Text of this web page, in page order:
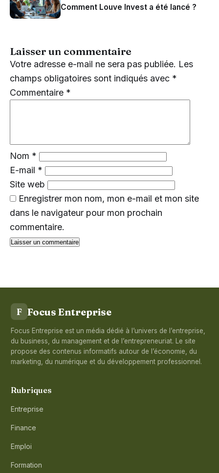
Comment Louve Invest a été lancé ?
Laisser un commentaire
Votre adresse e-mail ne sera pas publiée. Les
champs obligatoires sont indiqués avec *
Commentaire *
Nom *
E-mail *
Site web
Enregistrer mon nom, mon e-mail et mon site
dans le navigateur pour mon prochain
commentaire.
F Focus Entreprise
Focus Entreprise est un média dédié à l’univers de l’entreprise,
du business, du management et de l’entrepreneuriat. Le site
propose des contenus informatifs autour de l’économie, du
marketing, du numérique et du développement professionnel.
Rubriques
Entreprise
Finance
Emploi
Formation